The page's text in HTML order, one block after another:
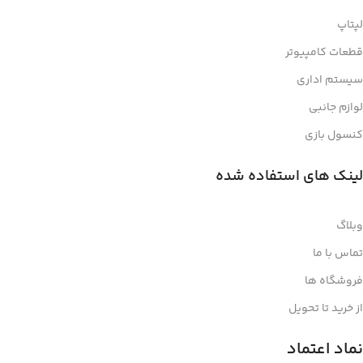
بگیرید.لپتاپ
قطعات کامپیوتر
سیستم اداری
لوازم جانبی
کنسول بازی
لینک های استفاده شده
وبلاگ
تماس با ما
فروشگاه ها
از خرید تا تحویل
نماد اعتماد